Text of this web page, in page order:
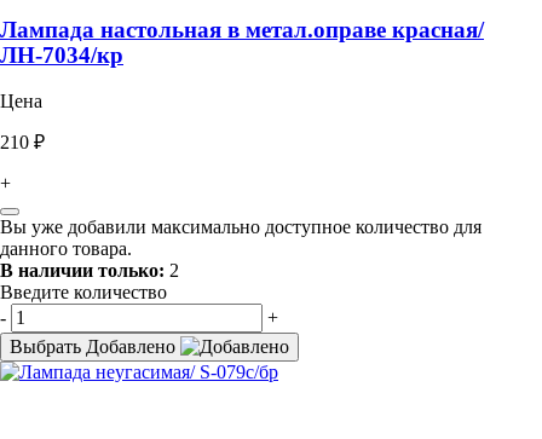
Лампада настольная в метал.оправе красная/
ЛН-7034/кр
Цена
210 ₽
+
Вы уже добавили максимально доступное количество для
данного товара.
В наличии только: 2
Введите количество
-
+
Выбрать Добавлено